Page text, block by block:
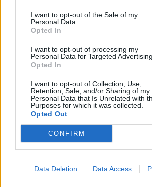
I want to opt-out of the Sale of my
Personal Data.
Opted In
I want to opt-out of processing my
Personal Data for Targeted Advertising.
Opted In
I want to opt-out of Collection, Use,
Retention, Sale, and/or Sharing of my
Personal Data that Is Unrelated with
Purposes for which it was collected.
Opted Out
CONFIRM
Data Deletion Data Access
impresszum
jogi nyilatkozat
adatvédelem
szerzői jogok
kommentkezelés
ÁSZF